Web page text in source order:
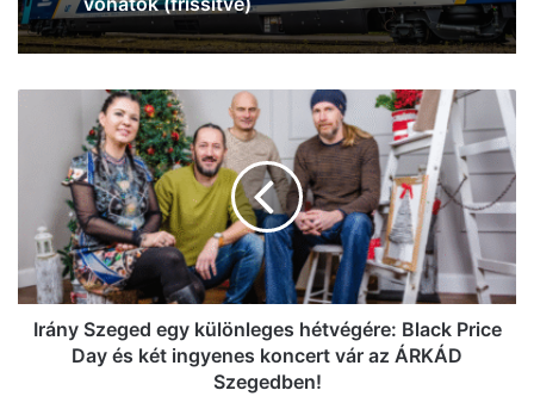
különleges
hétvégére:
Black
Price
Day
és
két
ingyenes
Irány Szeged egy különleges hétvégére: Black Price
Day és két ingyenes koncert vár az ÁRKÁD
Szegedben!